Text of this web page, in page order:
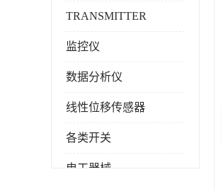
TRANSMITTER
监控仪
数据分析仪
线性位移传感器
各类开关
电工器械